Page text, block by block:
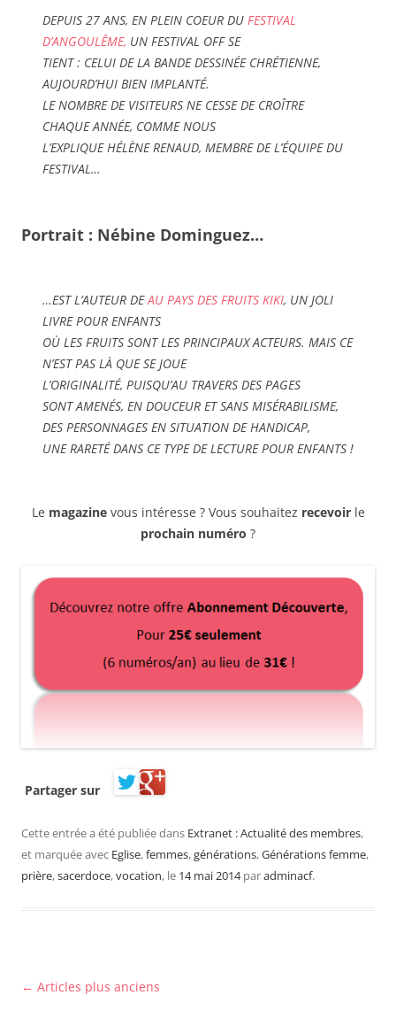
DEPUIS 27 ANS, EN PLEIN COEUR DU FESTIVAL
D’ANGOULÊME, UN FESTIVAL OFF SE
TIENT : CELUI DE LA BANDE DESSINÉE CHRÉTIENNE,
AUJOURD’HUI BIEN IMPLANTÉ.
LE NOMBRE DE VISITEURS NE CESSE DE CROÎTRE
CHAQUE ANNÉE, COMME NOUS
L’EXPLIQUE HÉLÈNE RENAUD, MEMBRE DE L’ÉQUIPE DU
FESTIVAL…
Portrait : Nébine Dominguez…
…EST L’AUTEUR DEAU PAYS DES FRUITS KIKI, UN JOLI
LIVRE POUR ENFANTS
OÙ LES FRUITS SONT LES PRINCIPAUX ACTEURS. MAIS CE
N’EST PAS LÀ QUE SE JOUE
L’ORIGINALITÉ, PUISQU’AU TRAVERS DES PAGES
SONT AMENÉS, EN DOUCEUR ET SANS MISÉRABILISME,
DES PERSONNAGES EN SITUATION DE HANDICAP,
UNE RARETÉ DANS CE TYPE DE LECTURE POUR ENFANTS !
Le magazinevous intéresse ? Vous souhaitez recevoirle
prochain numéro ?
Partager sur
Cette entrée a été publiée dans Extranet : Actualité des membres,
et marquée avec Eglise,femmes,générations,Générations femme,
prière,sacerdoce,vocation, le 14 mai 2014 paradminacf.
Navigation
← Articles plus anciens